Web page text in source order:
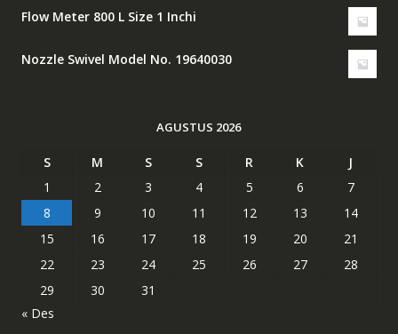
Flow Meter 800 L Size 1 Inchi
Nozzle Swivel Model No. 19640030
AGUSTUS 2026
S M S S R K
J
1
2 3 4 5 6
7
8
9 10 11 12 13
14
15
16 17 18 19 20
21
22
23 24 25 26 27
28
29
30
31
« Des